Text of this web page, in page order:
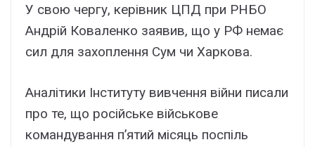
У свою чергу, керівник ЦПД при РНБО
Андрій Коваленко заявив, що у РФ немає
сил для захоплення Сум чи Харкова.
Аналітики Інституту вивчення війни писали
про те, що російське військове
командування п’ятий місяць поспіль